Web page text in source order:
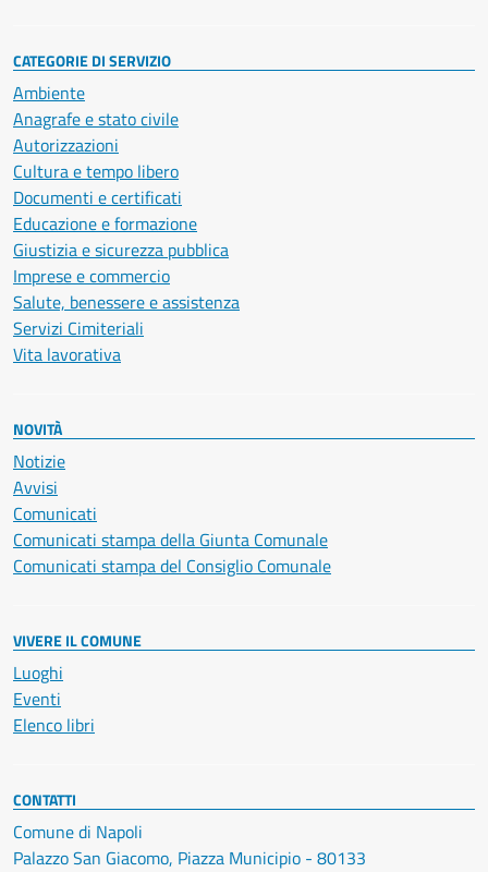
CATEGORIE DI SERVIZIO
Ambiente
Anagrafe e stato civile
Autorizzazioni
Cultura e tempo libero
Documenti e certificati
Educazione e formazione
Giustizia e sicurezza pubblica
Imprese e commercio
Salute, benessere e assistenza
Servizi Cimiteriali
Vita lavorativa
NOVITÀ
Notizie
Avvisi
Comunicati
Comunicati stampa della Giunta Comunale
Comunicati stampa del Consiglio Comunale
VIVERE IL COMUNE
Luoghi
Eventi
Elenco libri
CONTATTI
Comune di Napoli
Palazzo San Giacomo, Piazza Municipio - 80133